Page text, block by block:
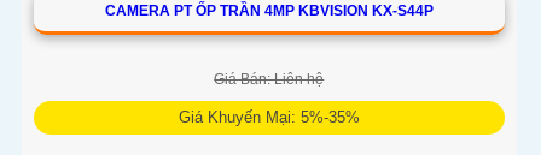
CAMERA PT ỐP TRẦN 4MP KBVISION KX-S44P
Giá Bán: Liên hệ
Giá Khuyến Mại: 5%-35%